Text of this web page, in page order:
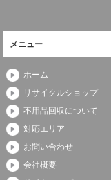
メニュー
ホーム
リサイクルショップ
不用品回収について
対応エリア
お問い合わせ
会社概要